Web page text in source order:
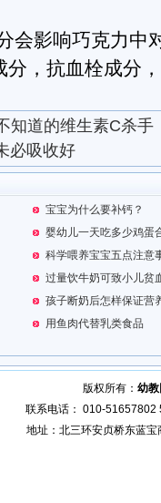
影响巧克力中
分，抗血栓成分
知道的维生素C杀手
必吸收好
宝宝为什么要补钙？
婴幼儿一天吃多少鸡蛋
科学喂养宝宝五点注意
过量饮牛奶可致小儿贫
孩子断奶后怎样保证营
用鱼肉代替乳类食品
版权所有： 幼教
联系电话： 010-
地址：北三环安贞桥东蓝